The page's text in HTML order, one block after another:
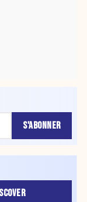
S'ABONNER